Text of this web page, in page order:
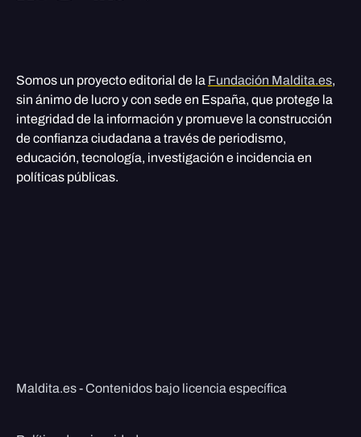
Somos un proyecto editorial de la Fundación Maldita.es,
sin ánimo de lucro y con sede en España, que protege la
integridad de la información y promueve la construcción
de confianza ciudadana a través de periodismo,
educación, tecnología, investigación e incidencia en
políticas públicas.
Maldita.es - Contenidos bajo licencia específica